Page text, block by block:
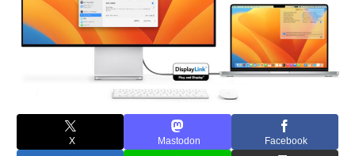
X Mastodon Facebook